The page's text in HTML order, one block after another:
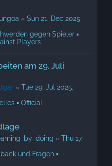
« Sun 21. Dec 2025,
gegen Spieler ▪
Players
am 29. Juli
« Tue 29. Jul 2025,
▪ Official
« Thu 17.
und Fragen ▪